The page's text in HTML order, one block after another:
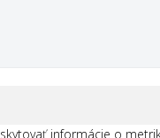
informácie o